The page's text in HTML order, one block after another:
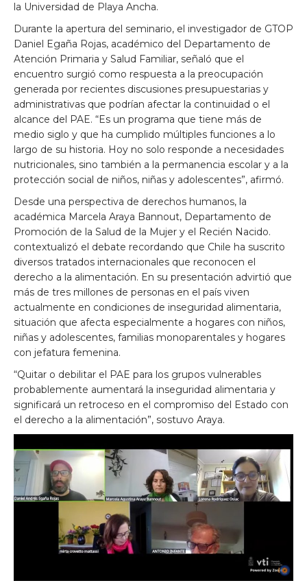
la Universidad de Playa Ancha.
Durante la apertura del seminario, el investigador de GTOP
Daniel Egaña Rojas, académico del Departamento de
Atención Primaria y Salud Familiar, señaló que el
encuentro surgió como respuesta a la preocupación
generada por recientes discusiones presupuestarias y
administrativas que podrían afectar la continuidad o el
alcance del PAE. “Es un programa que tiene más de
medio siglo y que ha cumplido múltiples funciones a lo
largo de su historia. Hoy no solo responde a necesidades
nutricionales, sino también a la permanencia escolar y a la
protección social de niños, niñas y adolescentes”, afirmó.
Desde una perspectiva de derechos humanos, la
académica Marcela Araya Bannout, Departamento de
Promoción de la Salud de la Mujer y el Recién Nacido.
contextualizó el debate recordando que Chile ha suscrito
diversos tratados internacionales que reconocen el
derecho a la alimentación. En su presentación advirtió que
más de tres millones de personas en el país viven
actualmente en condiciones de inseguridad alimentaria,
situación que afecta especialmente a hogares con niños,
niñas y adolescentes, familias monoparentales y hogares
con jefatura femenina.
“Quitar o debilitar el PAE para los grupos vulnerables
probablemente aumentará la inseguridad alimentaria y
significará un retroceso en el compromiso del Estado con
el derecho a la alimentación”, sostuvo Araya.